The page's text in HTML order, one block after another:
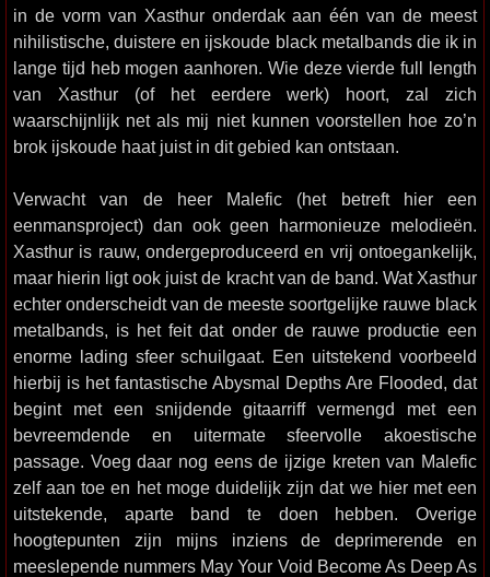
in de vorm van Xasthur onderdak aan één van de meest
nihilistische, duistere en ijskoude black metalbands die ik in
lange tijd heb mogen aanhoren. Wie deze vierde full length
van Xasthur (of het eerdere werk) hoort, zal zich
waarschijnlijk net als mij niet kunnen voorstellen hoe zo’n
brok ijskoude haat juist in dit gebied kan ontstaan.
Verwacht van de heer Malefic (het betreft hier een
eenmansproject) dan ook geen harmonieuze melodieën.
Xasthur is rauw, ondergeproduceerd en vrij ontoegankelijk,
maar hierin ligt ook juist de kracht van de band. Wat Xasthur
echter onderscheidt van de meeste soortgelijke rauwe black
metalbands, is het feit dat onder de rauwe productie een
enorme lading sfeer schuilgaat. Een uitstekend voorbeeld
hierbij is het fantastische Abysmal Depths Are Flooded, dat
begint met een snijdende gitaarriff vermengd met een
bevreemdende en uitermate sfeervolle akoestische
passage. Voeg daar nog eens de ijzige kreten van Malefic
zelf aan toe en het moge duidelijk zijn dat we hier met een
uitstekende, aparte band te doen hebben. Overige
hoogtepunten zijn mijns inziens de deprimerende en
meeslepende nummers May Your Void Become As Deep As